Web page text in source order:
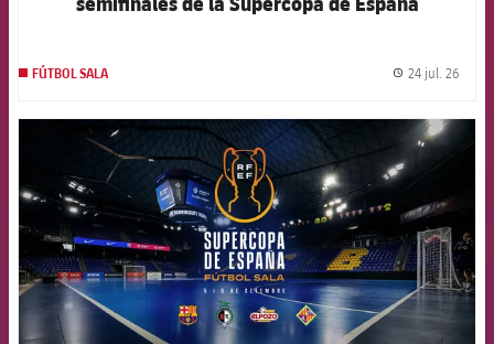
FÚTBOL SALA 24 jul. 26
FCB Barcelona badge